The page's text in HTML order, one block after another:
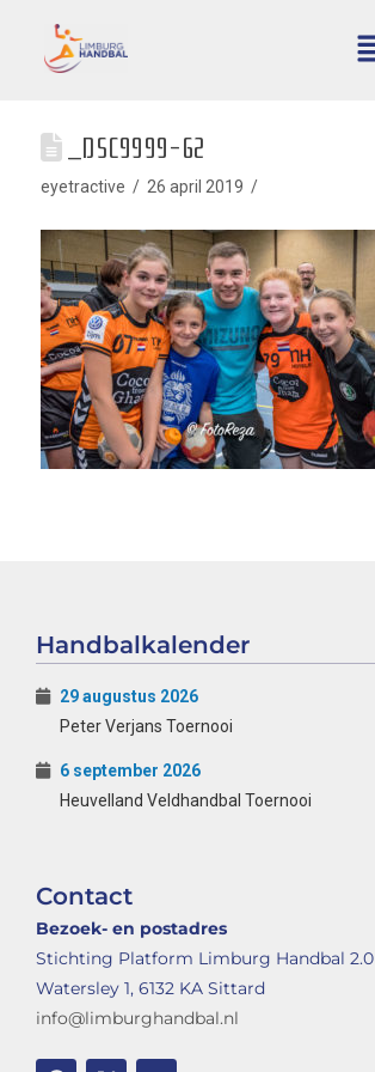
_DSC9999-62
eyetractive 26 april 2019
Handbalkalender
29 augustus 2026
Peter Verjans Toernooi
6 september 2026
Heuvelland Veldhandbal Toernooi
Contact
Bezoek- en postadres
Stichting Platform Limburg Handbal 2.0
Watersley 1, 6132 KA Sittard
info@limburghandbal.nl